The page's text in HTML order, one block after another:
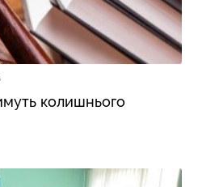
колишнього